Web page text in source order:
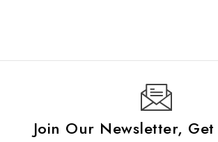
Join Our Newsletter,